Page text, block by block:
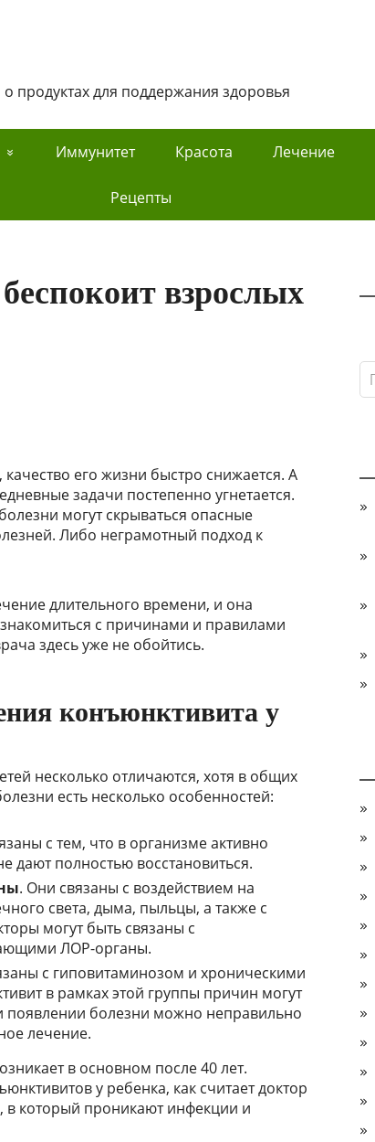
продуктах для поддержания здоровья
Иммунитет Красота Лечение
Рецепты
взрослых
его жизни быстро снижается. А
задачи постепенно угнетается.
могут скрываться опасные
Либо неграмотный подход к
длительного времени, и она
с причинами и правилами
здесь уже не обойтись.
конъюнктивита у
несколько отличаются, хотя в общих
есть несколько особенностей:
с тем, что в организме активно
дают полностью восстановиться.
. Они связаны с воздействием на
света, дыма, пыльцы, а также с
могут быть связаны с
ЛОР-органы.
с гиповитаминозом и хроническими
в рамках этой группы причин могут
появлении болезни можно неправильно
лечение.
в основном после 40 лет.
у ребенка, как считает доктор
в который проникают инфекции и